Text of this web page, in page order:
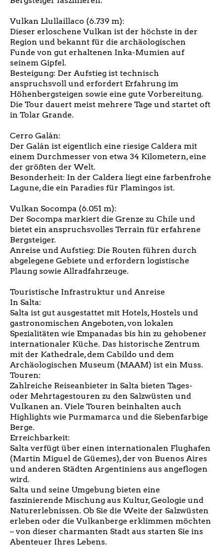
Vulkan Llullaillaco (6.739 m):
Dieser erloschene Vulkan ist der höchste in der
Region und bekannt für die archäologischen
Funde von gut erhaltenen Inka-Mumien auf
seinem Gipfel.
Besteigung: Der Aufstieg ist technisch
anspruchsvoll und erfordert Erfahrung im
Höhenbergsteigen sowie eine gute Vorbereitung.
Die Tour dauert meist mehrere Tage und startet oft
in Tolar Grande.
Cerro Galán:
Der Galán ist eigentlich eine riesige Caldera mit
einem Durchmesser von etwa 34 Kilometern, eine
der größten der Welt.
Besonderheit: In der Caldera liegt eine farbenfrohe
Lagune, die ein Paradies für Flamingos ist.
Vulkan Socompa (6.051 m):
Der Socompa markiert die Grenze zu Chile und
bietet ein anspruchsvolles Terrain für erfahrene
Bergsteiger.
Anreise und Aufstieg: Die Routen führen durch
abgelegene Gebiete und erfordern logistische
Plaung sowie Allradfahrzeuge.
Touristische Infrastruktur und Anreise
In Salta:
Salta ist gut ausgestattet mit Hotels, Hostels und
gastronomischen Angeboten, von lokalen
Spezialitäten wie Empanadas bis hin zu gehobener
internationaler Küche. Das historische Zentrum
mit der Kathedrale, dem Cabildo und dem
Archäologischen Museum (MAAM) ist ein Muss.
Touren:
Zahlreiche Reiseanbieter in Salta bieten Tages-
oder Mehrtagestouren zu den Salzwüsten und
Vulkanen an. Viele Touren beinhalten auch
Highlights wie Purmamarca und die Siebenfarbige
Berge.
Erreichbarkeit:
Salta verfügt über einen internationalen Flughafen
(Martin Miguel de Güemes), der von Buenos Aires
und anderen Städten Argentiniens aus angeflogen
wird.
Salta und seine Umgebung bieten eine
faszinierende Mischung aus Kultur, Geologie und
Naturerlebnissen. Ob Sie die Weite der Salzwüsten
erleben oder die Vulkanberge erklimmen möchten
– von dieser charmanten Stadt aus starten Sie ins
Abenteuer Ihres Lebens.